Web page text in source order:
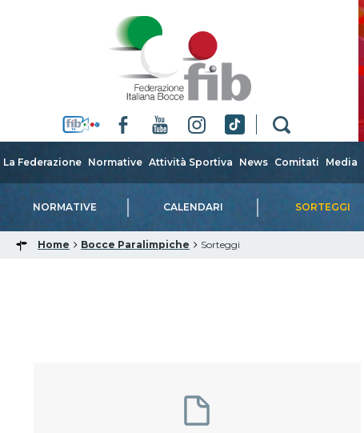
La Federazione Normative Attività Sportiva News Comitati Media
NORMATIVE CALENDARI SORTEGGI
Home Bocce Paralimpiche Sorteggi